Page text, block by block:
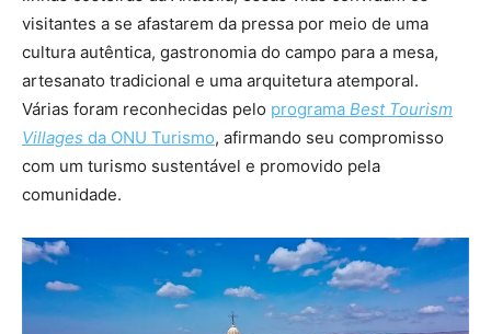
visitantes a se afastarem da pressa por meio de uma
cultura autêntica, gastronomia do campo para a mesa,
artesanato tradicional e uma arquitetura atemporal.
Várias foram reconhecidas pelo programa Best Tourism
Villages da ONU Turismo, afirmando seu compromisso
com um turismo sustentável e promovido pela
comunidade.